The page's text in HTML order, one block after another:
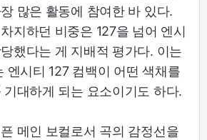
많은 활동에 참여한 바 있다.
지하던 비중은 127을 넘어 엔시
했다는 게 지배적 평가다. 이는
엔시티 127 컴백이 어떤 색채를
기대하게 되는 요소이기도 하다.
메인 보컬로서 곡의 감정선을